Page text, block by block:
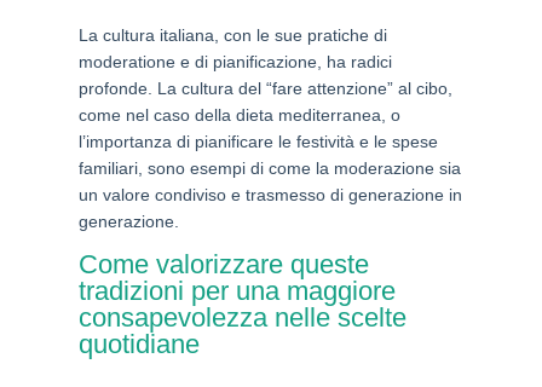
La cultura italiana, con le sue pratiche di
moderatione e di pianificazione, ha radici
profonde. La cultura del “fare attenzione” al cibo,
come nel caso della dieta mediterranea, o
l’importanza di pianificare le festività e le spese
familiari, sono esempi di come la moderazione sia
un valore condiviso e trasmesso di generazione in
generazione.
Come valorizzare queste
tradizioni per una maggiore
consapevolezza nelle scelte
quotidiane